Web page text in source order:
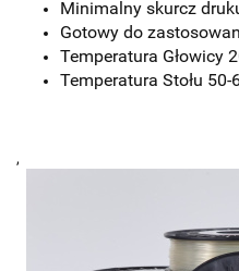
Minimalny skurcz
Gotowy do
Temperatura Głowicy
Temperatura Stołu 50-
,